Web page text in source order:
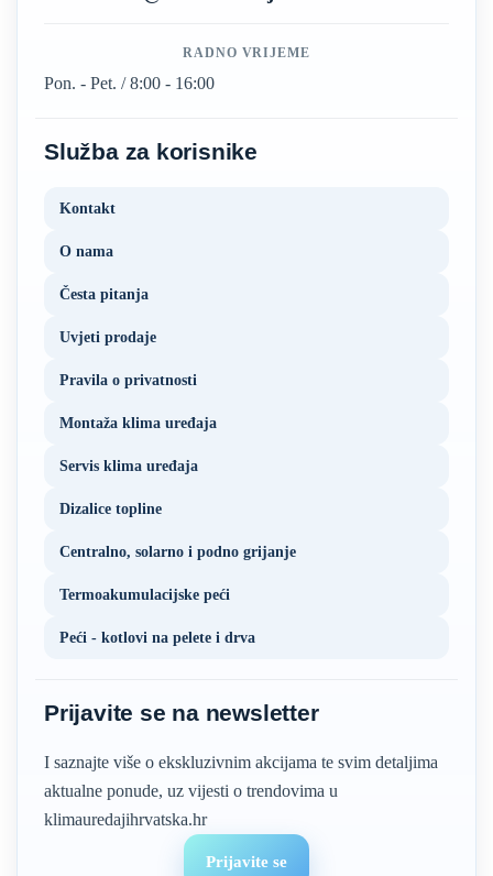
RADNO VRIJEME
Pon. - Pet. / 8:00 - 16:00
Služba za korisnike
Kontakt
O nama
Česta pitanja
Uvjeti prodaje
Pravila o privatnosti
Montaža klima uređaja
Servis klima uređaja
Dizalice topline
Centralno, solarno i podno grijanje
Termoakumulacijske peći
Peći - kotlovi na pelete i drva
Prijavite se na newsletter
I saznajte više o ekskluzivnim akcijama te svim detaljima
aktualne ponude, uz vijesti o trendovima u
klimauredajihrvatska.hr
Prijavite se